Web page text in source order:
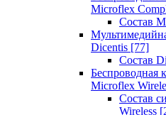
Microflex
Состав
Dicentis [77]
Состав
Беспроводная
Microflex
Состав
Wireless